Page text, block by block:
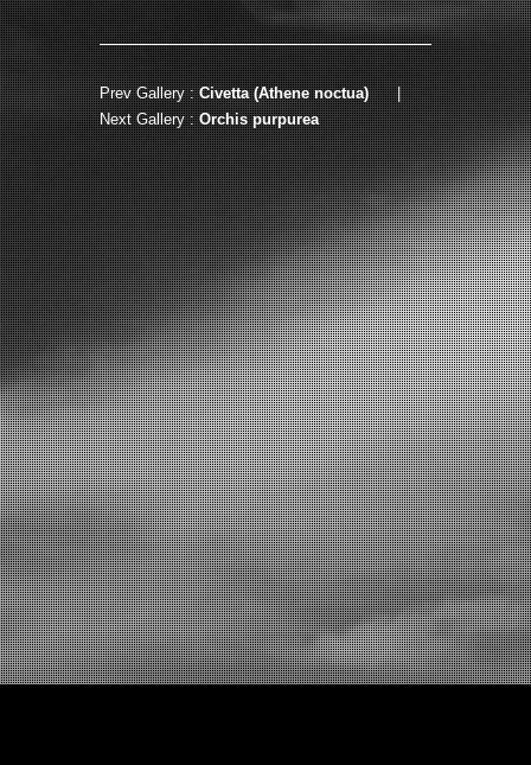
Prev Gallery :Civetta (Athene noctua)
|
Next Gallery :Orchis purpurea